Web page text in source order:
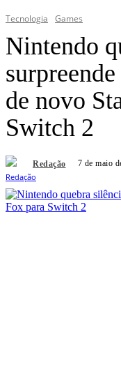
Tecnologia Games
Nintendo
de novo
Switch 2
Redação 7 de maio